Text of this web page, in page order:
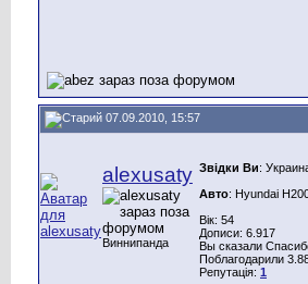
07.09.2010, 15:57
alexusaty
Виннипанда
Звідки Ви:
Авто: Hyundai
Вік: 54
Дописи: 6.917
Вы сказали
Поблагодарили
Репутація: 1